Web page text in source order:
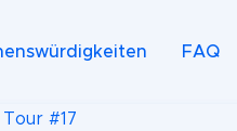
FAQ
Tour #17